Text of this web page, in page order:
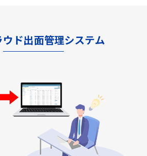
ド出面管理システム